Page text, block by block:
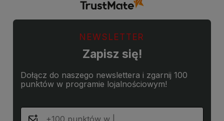
NEWSLETTER
Zapisz się!
Dołącz do naszego newslettera i zgarnij 100
punktów w programie lojalnościowym!